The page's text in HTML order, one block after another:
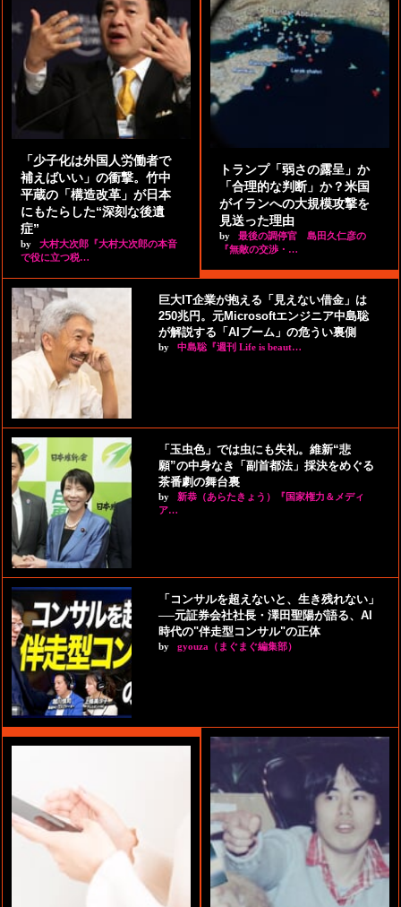
「少子化は外国人労働者で
補えばいい」の衝撃。竹中
平蔵の「構造改革」が日本
にもたらした“深刻な後遺
症”
by
大村大次郎『大村大次郎の本音
で役に立つ税…
トランプ「弱さの露呈」か
「合理的な判断」か？米国
がイランへの大規模攻撃を
見送った理由
by
最後の調停官 島田久仁彦の
『無敵の交渉・…
巨大IT企業が抱える「見えない借金」は
250兆円。元Microsoftエンジニア中島聡
が解説する「AIブーム」の危うい裏側
by 中島聡『週刊 Life is beaut…
「玉虫色」では虫にも失礼。維新“悲
願”の中身なき「副首都法」採決をめぐる
茶番劇の舞台裏
by
新恭（あらたきょう）『国家権力＆メディ
ア…
「コンサルを超えないと、生き残れない」
──元証券会社社長・澤田聖陽が語る、AI
時代の"伴走型コンサル"の正体
by gyouza（まぐまぐ編集部）